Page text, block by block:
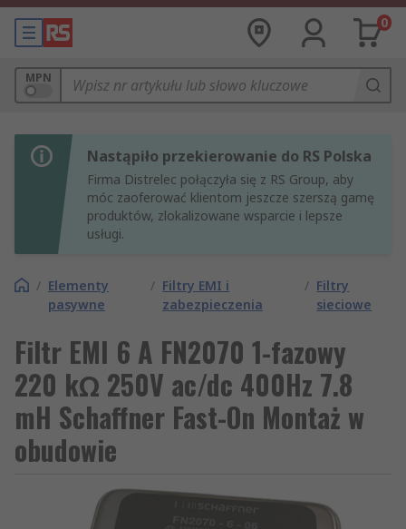
0
MPN
Nastąpiło przekierowanie do RS Polska
Firma Distrelec połączyła się z RS Group, aby
móc zaoferować klientom jeszcze szerszą gamę
produktów, zlokalizowane wsparcie i lepsze
usługi.
/ Elementy
pasywne
/ Filtry EMI i
zabezpieczenia
/ Filtry
sieciowe
Filtr EMI 6 A FN2070 1-fazowy
220 kΩ 250V ac/dc 400Hz 7.8
mH Schaffner Fast-On Montaż w
obudowie